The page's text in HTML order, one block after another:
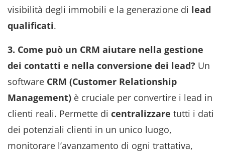
visibilità degli immobili e la generazione di lead
qualificati.
3. Come può un CRM aiutare nella gestione
dei contatti e nella conversione dei lead? Un
software CRM (Customer Relationship
Management) è cruciale per convertire i lead in
clienti reali. Permette di centralizzare tutti i dati
dei potenziali clienti in un unico luogo,
monitorare l’avanzamento di ogni trattativa,